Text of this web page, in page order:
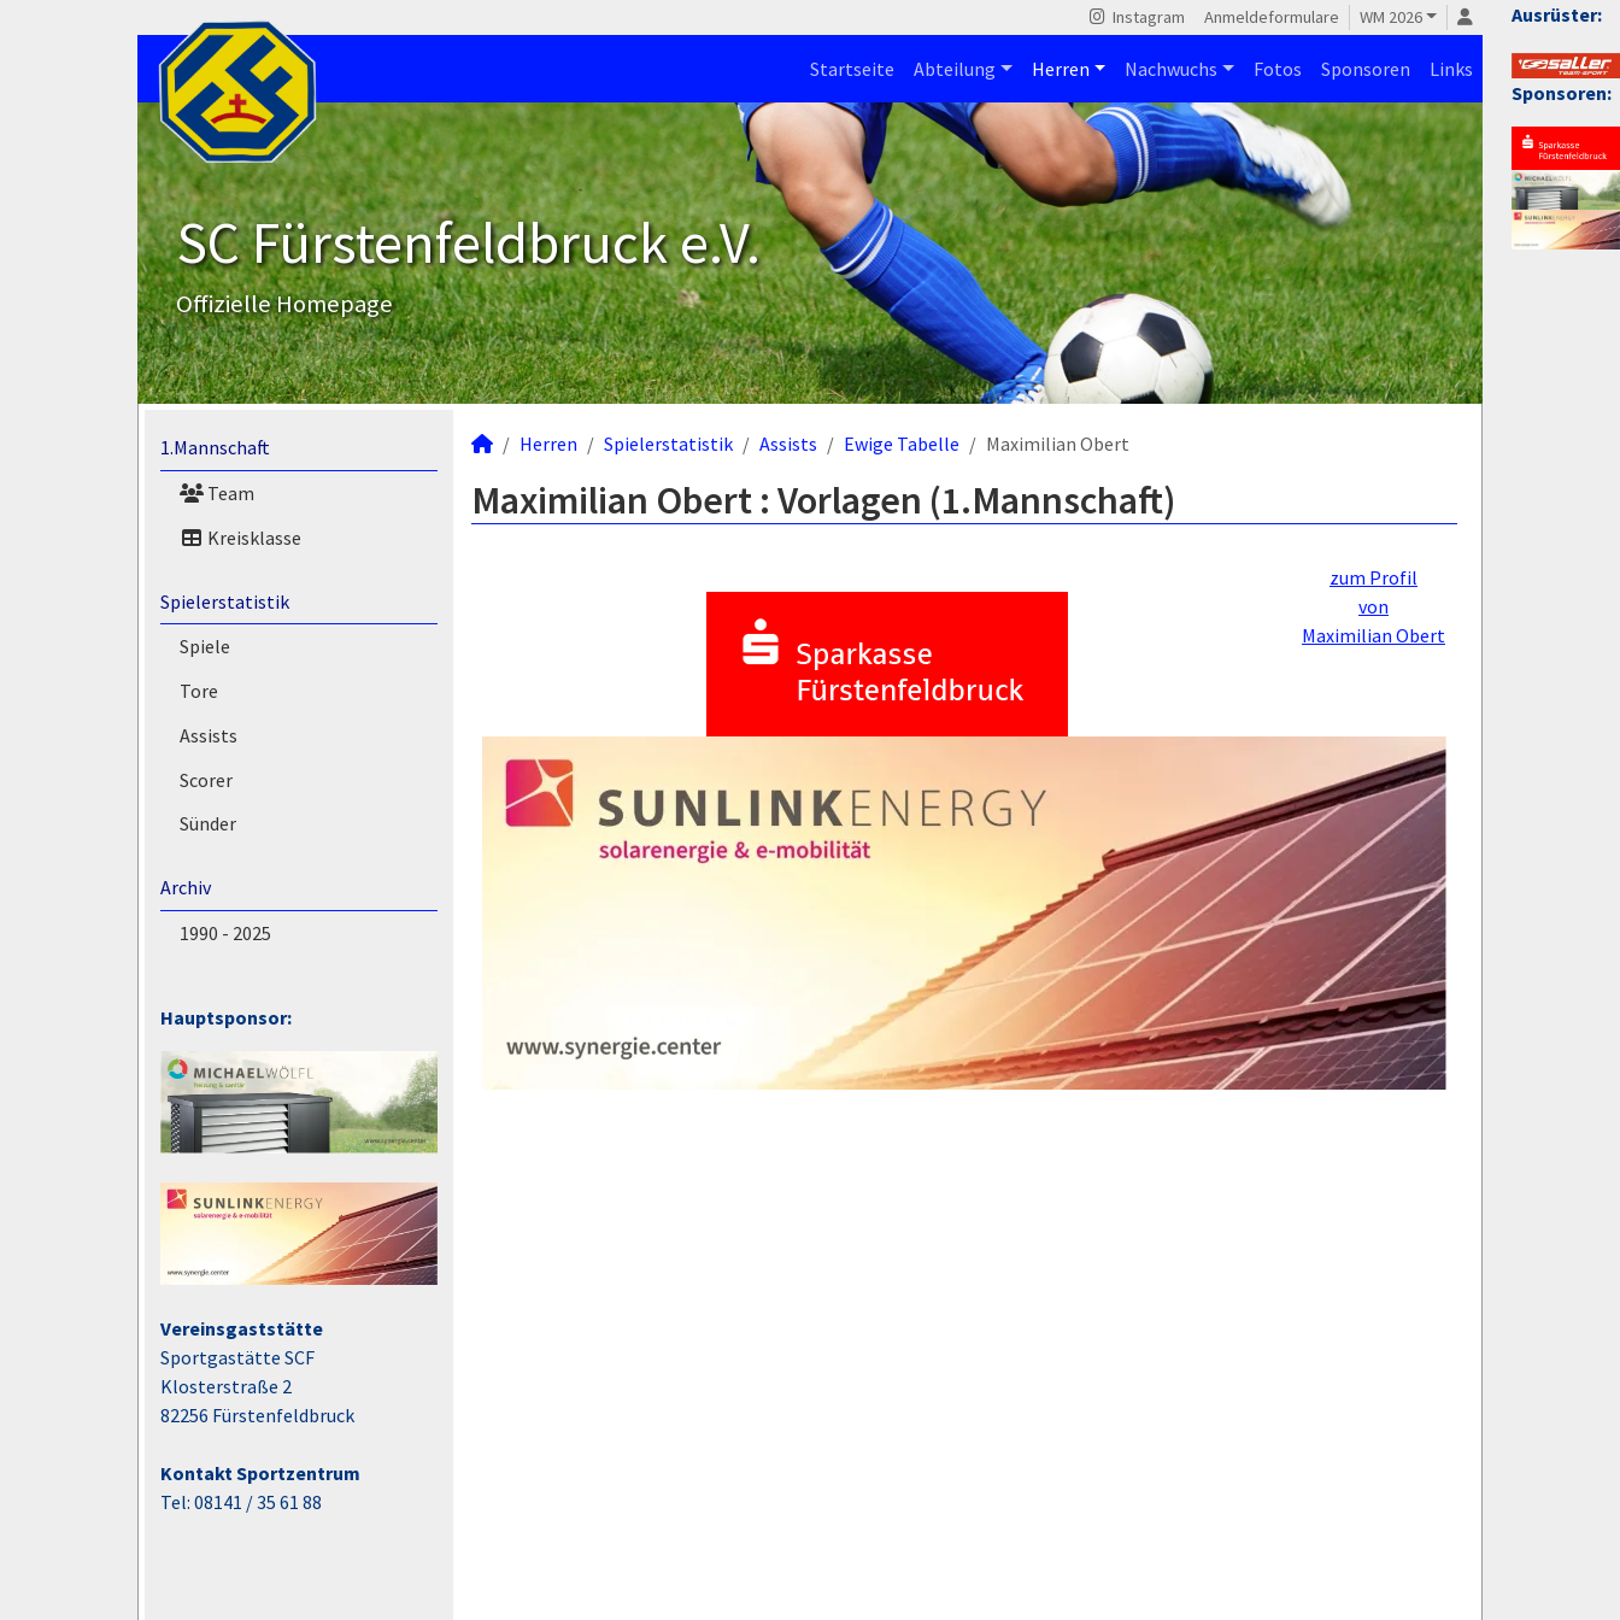
Ausrüster:
Sponsoren:
Instagram Anmeldeformulare WM 2026
Startseite Abteilung Herren Nachwuchs Fotos Sponsoren Links
SC Fürstenfeldbruck e.V.
Offizielle Homepage
1.Mannschaft
Team
Kreisklasse
Spielerstatistik
Spiele
Tore
Assists
Scorer
Sünder
Archiv
1990 - 2025
Hauptsponsor:
Vereinsgaststätte
Sportgastätte SCF
Klosterstraße 2
82256 Fürstenfeldbruck
Kontakt Sportzentrum
Tel: 08141 / 35 61 88
Herren Spielerstatistik Assists Ewige Tabelle Maximilian Obert
Maximilian Obert : Vorlagen (1.Mannschaft)
zum Profil
von
Maximilian Obert